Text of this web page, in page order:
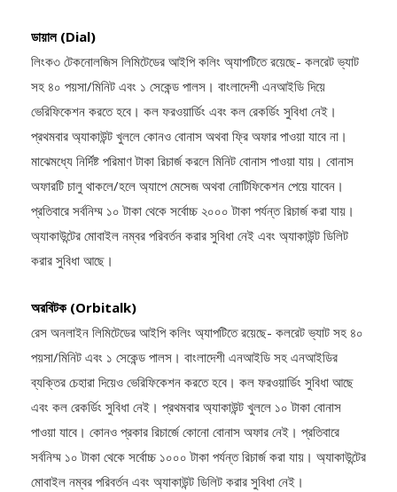
ডায়াল (Dial)
লিংক৩ টেকনোলজিস লিমিটেডের আইপি কলিং অ্যাপটিতে রয়েছে- কলরেট ভ্যাট
সহ ৪০ পয়সা/মিনিট এবং ১ সেকেন্ড পালস। বাংলাদেশী এনআইডি দিয়ে
ভেরিফিকেশন করতে হবে। কল ফরওয়ার্ডিং এবং কল রেকর্ডিং সুবিধা নেই।
প্রথমবার অ্যাকাউন্ট খুললে কোনও বোনাস অথবা ফ্রি অফার পাওয়া যাবে না।
মাঝেমধ্যে নির্দিষ্ট পরিমাণ টাকা রিচার্জ করলে মিনিট বোনাস পাওয়া যায়। বোনাস
অফারটি চালু থাকলে/হলে অ্যাপে মেসেজ অথবা নোটিফিকেশন পেয়ে যাবেন।
প্রতিবারে সর্বনিম্ম ১০ টাকা থেকে সর্বোচ্চ ২০০০ টাকা পর্যন্ত রিচার্জ করা যায়।
অ্যাকাউন্টের মোবাইল নম্বর পরিবর্তন করার সুবিধা নেই এবং অ্যাকাউন্ট ডিলিট
করার সুবিধা আছে।
অরবিটক (Orbitalk)
রেস অনলাইন লিমিটেডের আইপি কলিং অ্যাপটিতে রয়েছে- কলরেট ভ্যাট সহ ৪০
পয়সা/মিনিট এবং ১ সেকেন্ড পালস। বাংলাদেশী এনআইডি সহ এনআইডির
ব্যক্তির চেহারা দিয়েও ভেরিফিকেশন করতে হবে। কল ফরওয়ার্ডিং সুবিধা আছে
এবং কল রেকর্ডিং সুবিধা নেই। প্রথমবার অ্যাকাউন্ট খুললে ১০ টাকা বোনাস
পাওয়া যাবে। কোনও প্রকার রিচার্জে কোনো বোনাস অফার নেই। প্রতিবারে
সর্বনিম্ম ১০ টাকা থেকে সর্বোচ্চ ১০০০ টাকা পর্যন্ত রিচার্জ করা যায়। অ্যাকাউন্টের
মোবাইল নম্বর পরিবর্তন এবং অ্যাকাউন্ট ডিলিট করার সুবিধা নেই।